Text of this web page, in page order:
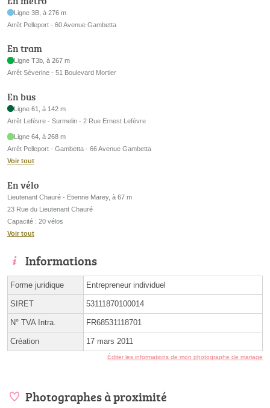
Ligne 3B, à 276 m
Arrêt Pelleport - 60 Avenue Gambetta
En tram
Ligne T3b, à 267 m
Arrêt Séverine - 51 Boulevard Mortier
En bus
Ligne 61, à 142 m
Arrêt Lefèvre - Surmelin - 2 Rue Ernest Lefèvre
Ligne 64, à 268 m
Arrêt Pelleport - Gambetta - 66 Avenue Gambetta
Voir tout
En vélo
Lieutenant Chauré - Etienne Marey, à 67 m
23 Rue du Lieutenant Chauré
Capacité : 20 vélos
Voir tout
Informations
Forme juridique Entrepreneur individuel
SIRET 53111870100014
N° TVA Intra. FR68531118701
Création 17 mars 2011
Éditer les informations de mon photographe de mariage
Photographes à proximité